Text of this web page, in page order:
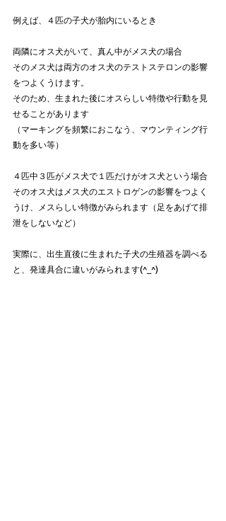
例えば、４匹の子犬が胎内にいるとき
両隣にオス犬がいて、真ん中がメス犬の場合
そのメス犬は両方のオス犬のテストステロンの影響
をつよくうけます。
そのため、生まれた後にオスらしい特徴や行動を見
せることがあります
（マーキングを頻繁におこなう、マウンティング行
動を多い等）
４匹中３匹がメス犬で１匹だけがオス犬という場合
そのオス犬はメス犬のエストロゲンの影響をつよく
うけ、メスらしい特徴がみられます（足をあげて排
泄をしないなど）
実際に、出生直後に生まれた子犬の生殖器を調べる
と、発達具合に違いがみられます(^_^)